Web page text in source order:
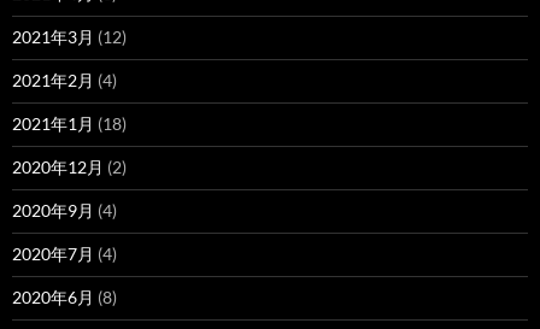
2021年3月 (12)
2021年2月 (4)
2021年1月 (18)
2020年12月 (2)
2020年9月 (4)
2020年7月 (4)
2020年6月 (8)